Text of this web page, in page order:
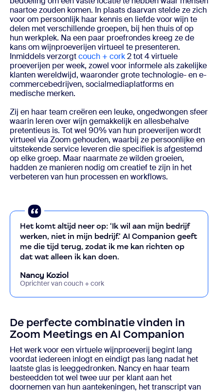
naartoe zouden komen. In plaats daarvan stelde ze zich
voor om persoonlijk haar kennis en liefde voor wijn te
delen met verschillende groepen, bij hen thuis of op
hun werkplek. Na een paar proefrondes kreeg ze de
kans om wijnproeverijen virtueel te presenteren.
Inmiddels verzorgtcouch + cork2 tot 4 virtuele
proeverijen per week, zowel voor informele als zakelijke
klanten wereldwijd, waaronder grote technologie- en e-
commercebedrijven, socialmediaplatforms en
medische merken.
Zij en haar team creëren een leuke, ongedwongen sfeer
waarin leren over wijn gemakkelijk en allesbehalve
pretentieus is. Tot wel 90% van hun proeverijen wordt
virtueel via Zoom gehouden, waarbij ze persoonlijke en
uitstekende service leveren die specifiek is afgestemd
op elke groep. Maar naarmate ze wilden groeien,
hadden ze manieren nodig om creatief te zijn in het
verbeteren van hun processen en workflows.
Het komt altijd neer op: ‘Ik wil aan mijn bedrijf
werken, niet in mijn bedrijf.’ AI Companion geeft
me die tijd terug, zodat ik me kan richten op
dat wat alleen ik kan doen.
Nancy Koziol
Oprichter van couch + cork
De perfecte combinatie vinden in
Zoom Meetings en AI Companion
Het werk voor een virtuele wijnproeverij begint lang
voordat iedereen inlogt en eindigt pas lang nadat het
laatste glas is leeggedronken. Nancy en haar team
besteedden tot wel twee uur per klant aan het
doornemen van hun aantekeningen, het transcript van